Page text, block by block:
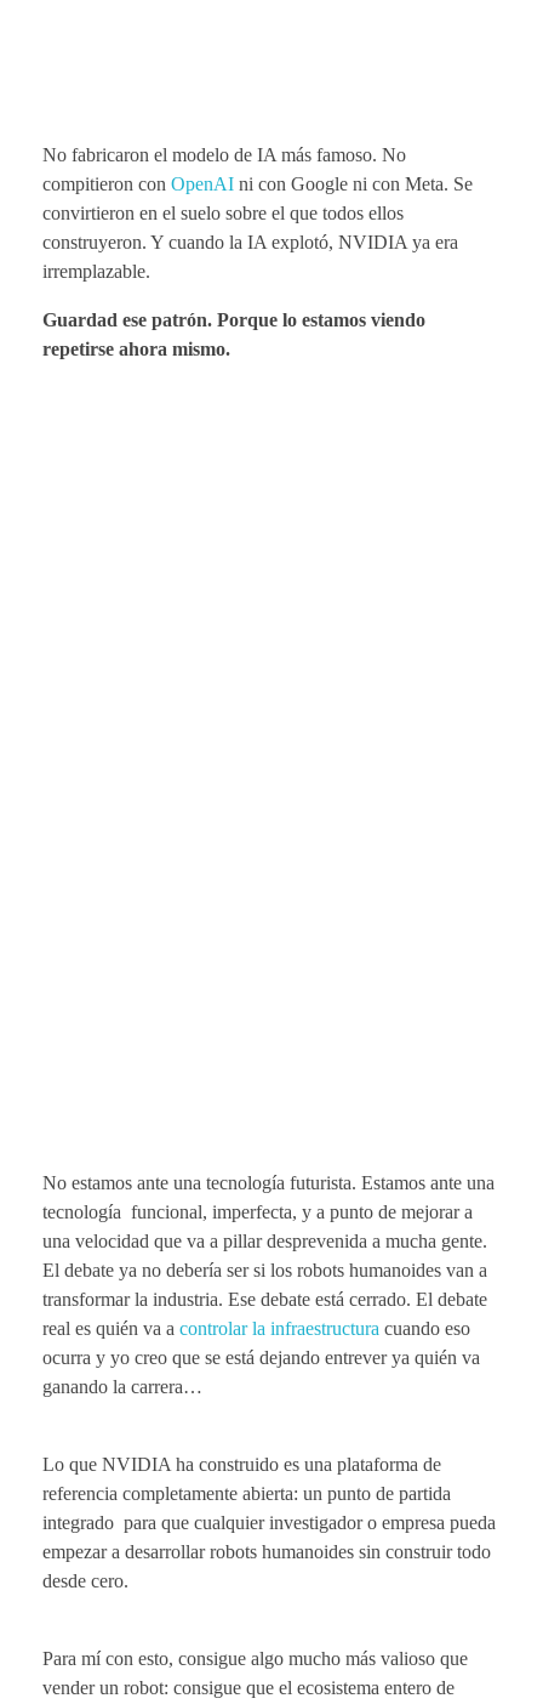
No fabricaron el modelo de IA más famoso. No
compitieron con OpenAI ni con Google ni con Meta. Se
convirtieron en el suelo sobre el que todos ellos
construyeron. Y cuando la IA explotó, NVIDIA ya era
irremplazable.
Guardad ese patrón. Porque lo estamos viendo
repetirse ahora mismo.
No estamos ante una tecnología futurista. Estamos ante una
tecnología funcional, imperfecta, y a punto de mejorar a
una velocidad que va a pillar desprevenida a mucha gente.
El debate ya no debería ser si los robots humanoides van a
transformar la industria. Ese debate está cerrado. El debate
real es quién va a controlar la infraestructura cuando eso
ocurra y yo creo que se está dejando entrever ya quién va
ganando la carrera…
Lo que NVIDIA ha construido es una plataforma de
referencia completamente abierta: un punto de partida
integrado para que cualquier investigador o empresa pueda
empezar a desarrollar robots humanoides sin construir todo
desde cero.
Para mí con esto, consigue algo mucho más valioso que
vender un robot: consigue que el ecosistema entero de